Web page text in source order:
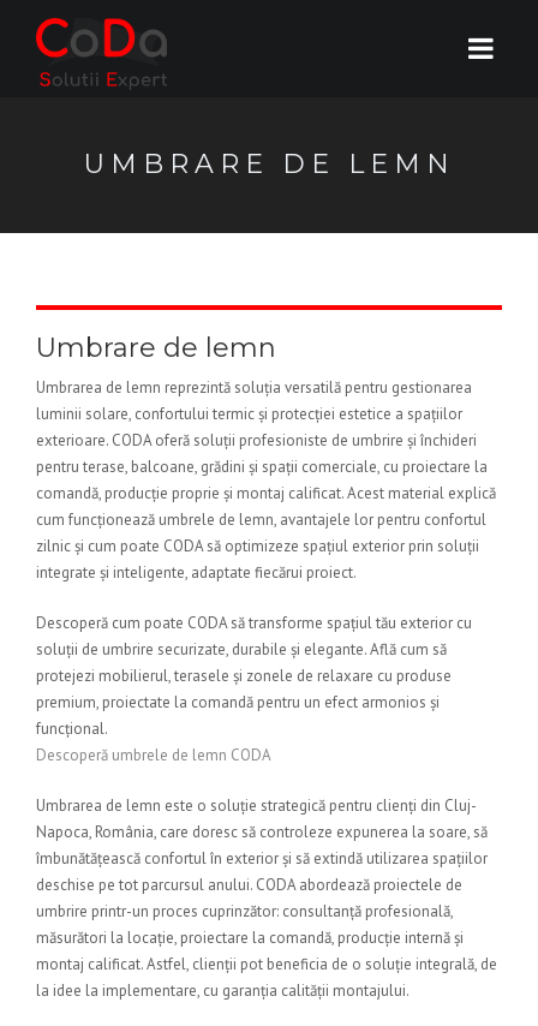
UMBRARE DE LEMN
Umbrare de lemn
Umbrarea de lemn reprezintă soluția versatilă pentru gestionarea
luminii solare, confortului termic și protecției estetice a spațiilor
exterioare. CODA oferă soluții profesioniste de umbrire și închideri
pentru terase, balcoane, grădini și spații comerciale, cu proiectare la
comandă, producție proprie și montaj calificat. Acest material explică
cum funcționează umbrele de lemn, avantajele lor pentru confortul
zilnic și cum poate CODA să optimizeze spațiul exterior prin soluții
integrate și inteligente, adaptate fiecărui proiect.
Descoperă cum poate CODA să transforme spațiul tău exterior cu
soluții de umbrire securizate, durabile și elegante. Află cum să
protejezi mobilierul, terasele și zonele de relaxare cu produse
premium, proiectate la comandă pentru un efect armonios și
funcțional.
Descoperă umbrele de lemn CODA
Umbrarea de lemn este o soluție strategică pentru clienți din Cluj-
Napoca, România, care doresc să controleze expunerea la soare, să
îmbunătățească confortul în exterior și să extindă utilizarea spațiilor
deschise pe tot parcursul anului. CODA abordează proiectele de
umbrire printr-un proces cuprinzător: consultanță profesională,
măsurători la locație, proiectare la comandă, producție internă și
montaj calificat. Astfel, clienții pot beneficia de o soluție integrală, de
la idee la implementare, cu garanția calității montajului.